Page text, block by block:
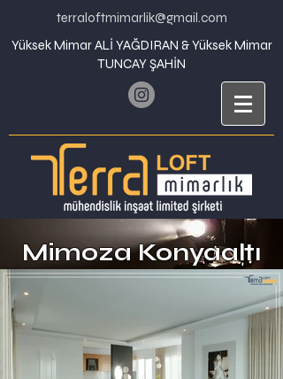
terraloftmimarlik@gmail.com
Yüksek Mimar ALİ YAĞDIRAN & Yüksek Mimar
TUNCAY ŞAHİN
Mimoza Konyaaltı